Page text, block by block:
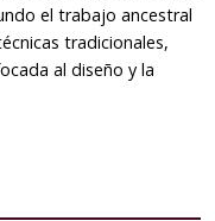
el trabajo ancestral
tradicionales,
al diseño y la